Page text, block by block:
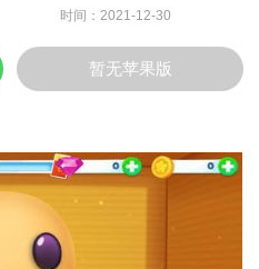
时间：2021-12-30
暂无苹果版